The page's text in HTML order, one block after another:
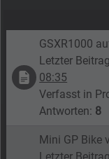
GSXR1000
Letzter
08:35
Verfasst in
Antworten: 8
Mini GP Bike
Letzter